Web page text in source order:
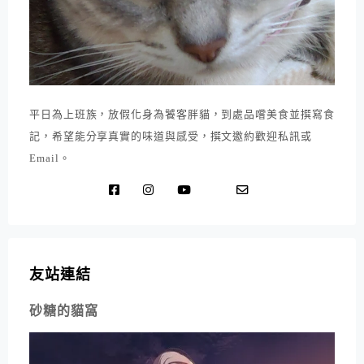
平日為上班族，放假化身為饕客胖貓，到處品嚐美食並撰寫食
記，希望能分享真實的味道與感受，撰文邀約歡迎私訊或
Email。
友站連結
砂糖的貓窩